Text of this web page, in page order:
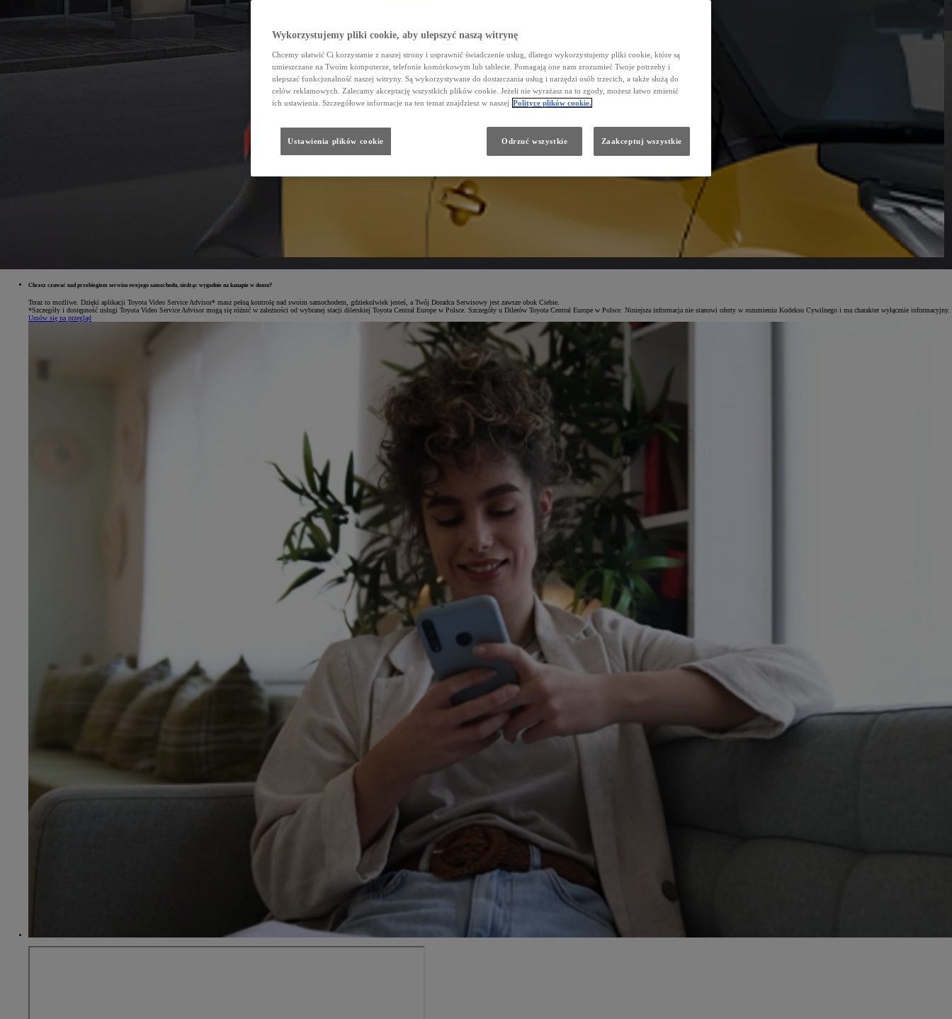
Chcesz czuwać nad przebiegiem serwisu swojego samochodu, siedząc wygodnie na kanapie w domu?
Teraz to możliwe. Dzięki aplikacji Toyota Video Service Advisor* masz pełną kontrolę nad swoim samochodem, gdziekolwiek jesteś, a Twój Doradca Serwisowy jest zawsze obok Ciebie.
*Szczegóły i dostępność usługi Toyota Video Service Advisor mogą się różnić w zależności od wybranej stacji dilerskiej Toyota Central Europe w Polsce. Szczegóły u Dilerów Toyota Central Europe w Polsce. Niniejsza informacja nie stanowi oferty w rozumieniu Kodeksu Cywilnego i ma charakter wyłącznie informacyjny.
Umów się na przegląd
Wykorzystujemy pliki cookie, aby ulepszyć naszą witrynę
Chcemy ułatwić Ci korzystanie z naszej strony i usprawnić świadczenie usług, dlatego wykorzystujemy pliki cookie, które są
umieszczane na Twoim komputerze, telefonie komórkowym lub tablecie. Pomagają one nam zrozumieć Twoje potrzeby i
ulepszać funkcjonalność naszej witryny. Są wykorzystywane do dostarczania usług i narzędzi osób trzecich, a także służą do
celów reklamowych. Zalecamy akceptację wszystkich plików cookie. Jeżeli nie wyrażasz na to zgody, możesz łatwo zmienić
ich ustawienia. Szczegółowe informacje na ten temat znajdziesz w naszej Polityce plików cookie.
Ustawienia plików cookie Odrzuć wszystkie Zaakceptuj wszystkie